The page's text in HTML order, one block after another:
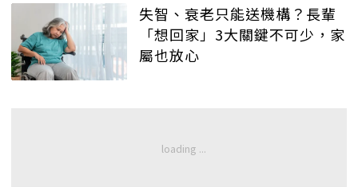
失智、衰老只能送機構？長輩
「想回家」3大關鍵不可少，家
屬也放心